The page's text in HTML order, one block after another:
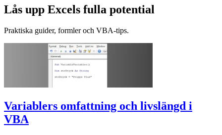
Lås upp Excels fulla potential
Praktiska guider, formler och VBA-tips.
Variablers omfattning och livslängd i
VBA